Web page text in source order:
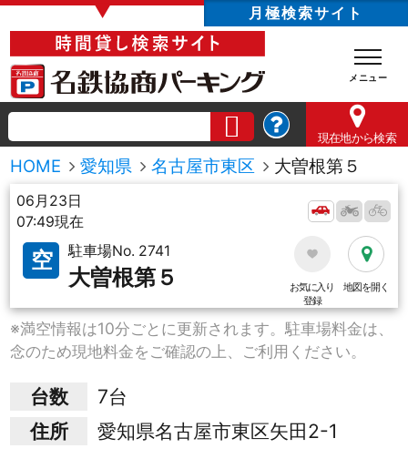
▼ 月極検索サイト
現在地から検索
HOME 愛知県 名古屋市東区 大曽根第５
06月23日
07:49現在
空 駐車場No. 2741
大曽根第５
お気に入り
登録
地図を開く
※満空情報は10分ごとに更新されます。駐車場料金は、
念のため現地料金をご確認の上、ご利用ください。
台数
7台
住所
愛知県名古屋市東区矢田2-1